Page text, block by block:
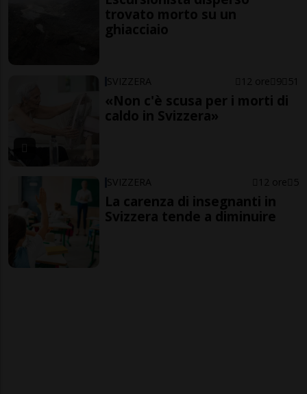
trovato morto su un
ghiacciaio
SVIZZERA 12 ore 9 51
«Non c'è scusa per i morti di
caldo in Svizzera»
SVIZZERA 12 ore 5
La carenza di insegnanti in
Svizzera tende a diminuire